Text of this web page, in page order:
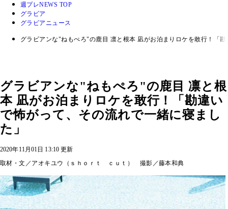
週プレNEWS TOP
グラビア
グラビアニュース
グラビアンな"ねもぺろ"の鹿目 凛と根本 凪がお泊まりロケを敢行！「
グラビアンな"ねもぺろ"の鹿目 凛と根
本 凪がお泊まりロケを敢行！「勘違い
で怖がって、その流れで一緒に寝まし
た」
2020年11月01日 13:10 更新
取材・文／アオキユウ（ｓｈｏｒｔ ｃｕｔ） 撮影／藤本和典